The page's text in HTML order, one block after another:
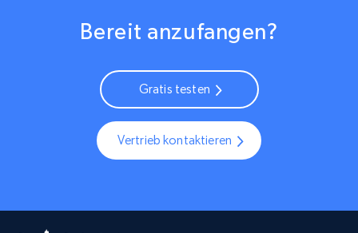
Bereit anzufangen?
Gratis testen
Vertrieb kontaktieren